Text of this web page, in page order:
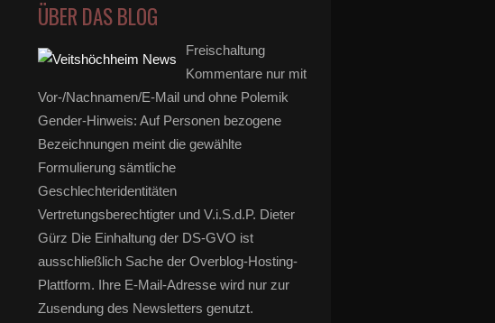
ÜBER DAS BLOG
Freischaltung
Kommentare nur mit
Vor-/Nachnamen/E-Mail und ohne Polemik
Gender-Hinweis: Auf Personen bezogene
Bezeichnungen meint die gewählte
Formulierung sämtliche
Geschlechteridentitäten
Vertretungsberechtigter und V.i.S.d.P. Dieter
Gürz Die Einhaltung der DS-GVO ist
ausschließlich Sache der Overblog-Hosting-
Plattform. Ihre E-Mail-Adresse wird nur zur
Zusendung des Newsletters genutzt.